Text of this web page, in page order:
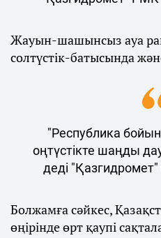
Жауын-шашынсыз ауа
солтүстік-батысында
"Республика
оңтүстікте шаңды
деді
Болжамға сәйкес,
өңірінде өрт қаупі